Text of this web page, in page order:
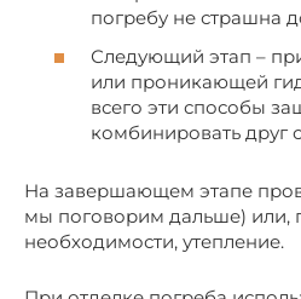
погребу не страшна
Следующий этап –
или проникающей
всего эти способы
комбинировать друг
На завершающем этапе
мы поговорим дальше) или,
необходимости, утепление.